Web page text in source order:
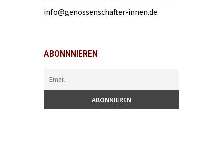
info@genossenschafter-innen.de
ABONNNIEREN